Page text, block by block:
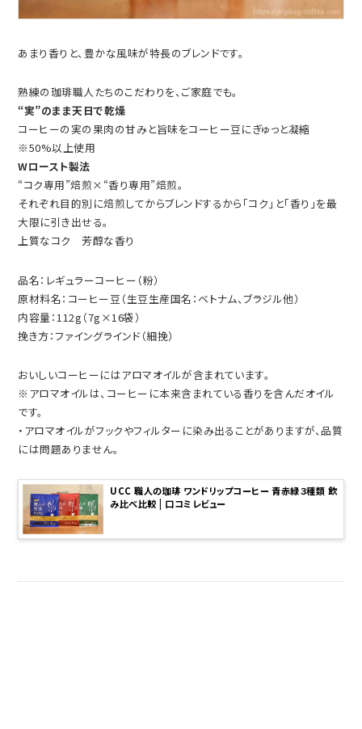
あまり香りと、豊かな風味が特長のブレンドです。
熟練の珈琲職人たちのこだわりを、ご家庭でも。
“実”のまま天日で乾燥
コーヒーの実の果肉の甘みと旨味をコーヒー豆にぎゅっと凝縮
※50%以上使用
Wロースト製法
“コク専用”焙煎×“香り専用”焙煎。
それぞれ目的別に焙煎してからブレンドするから「コク」と「香り」を最
大限に引き出せる。
上質なコク 芳醇な香り
品名：レギュラーコーヒー（粉）
原材料名：コーヒー豆（生豆生産国名：ベトナム、ブラジル他）
内容量：112g（7g×16袋）
挽き方：ファイングラインド（細挽）
おいしいコーヒーにはアロマオイルが含まれています。
※アロマオイルは、コーヒーに本来含まれている香りを含んだオイル
です。
・アロマオイルがフックやフィルターに染み出ることがありますが、品質
には問題ありません。
UCC 職人の珈琲 ワンドリップコーヒー 青赤緑３種類 飲
み比べ比較 | 口コミレビュー